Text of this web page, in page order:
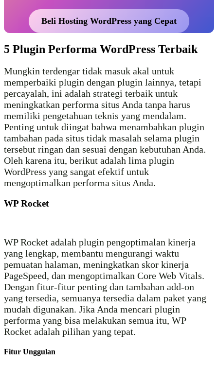
Beli Hosting WordPress yang Cepat
5 Plugin Performa WordPress Terbaik
Mungkin terdengar tidak masuk akal untuk
memperbaiki plugin dengan plugin lainnya, tetapi
percayalah, ini adalah strategi terbaik untuk
meningkatkan performa situs Anda tanpa harus
memiliki pengetahuan teknis yang mendalam.
Penting untuk diingat bahwa menambahkan plugin
tambahan pada situs tidak masalah selama plugin
tersebut ringan dan sesuai dengan kebutuhan Anda.
Oleh karena itu, berikut adalah lima plugin
WordPress yang sangat efektif untuk
mengoptimalkan performa situs Anda.
WP Rocket
WP Rocket adalah plugin pengoptimalan kinerja
yang lengkap, membantu mengurangi waktu
pemuatan halaman, meningkatkan skor kinerja
PageSpeed, dan mengoptimalkan Core Web Vitals.
Dengan fitur-fitur penting dan tambahan add-on
yang tersedia, semuanya tersedia dalam paket yang
mudah digunakan. Jika Anda mencari plugin
performa yang bisa melakukan semua itu, WP
Rocket adalah pilihan yang tepat.
Fitur Unggulan